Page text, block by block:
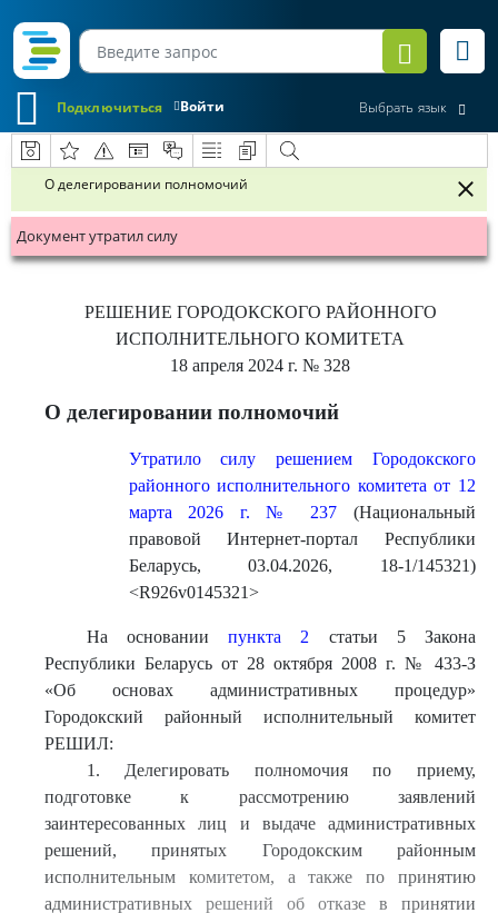
Войти
Подключиться Выбрать язык
О делегировании полномочий
Документ утратил силу
РЕШЕНИЕ ГОРОДОКСКОГО РАЙОННОГО
ИСПОЛНИТЕЛЬНОГО КОМИТЕТА
18 апреля 2024 г. № 328
О делегировании полномочий
Утратило силу решением Городокского
районного исполнительного комитета от 12
марта 2026 г. № 237 (Национальный
правовой Интернет-портал Республики
Беларусь, 03.04.2026, 18-1/145321)
<R926v0145321>
На основаниипункта 2 статьи 5 Закона
Республики Беларусь от 28 октября 2008 г. № 433-З
«Об основах административных процедур»
Городокский районный исполнительный комитет
РЕШИЛ:
1. Делегировать полномочия по приему,
подготовке к рассмотрению заявлений
заинтересованных лиц и выдаче административных
решений, принятых Городокским районным
исполнительным комитетом, а также по принятию
административных решений об отказе в принятии